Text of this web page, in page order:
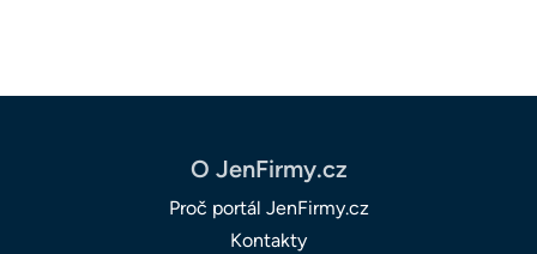
O JenFirmy.cz
Proč portál JenFirmy.cz
Kontakty